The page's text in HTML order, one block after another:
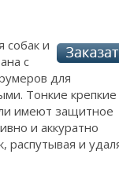
собак и
с
для
Тонкие крепкие
имеют защитное
и аккуратно
распутывая и